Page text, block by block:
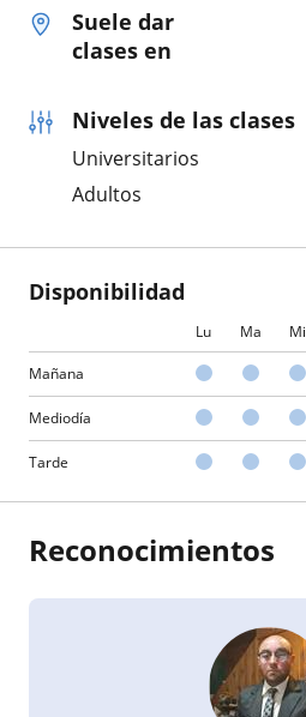
Suele dar
clases en
Niveles de las clases
Universitarios
Adultos
Disponibilidad
Lu Ma Mi
Mañana
Mediodía
Tarde
Reconocimientos